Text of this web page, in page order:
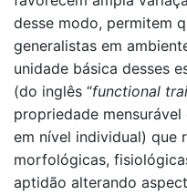
desse modo, permitem
generalistas em
unidade básica desses
(do inglês “functional
propriedade
em nível individual) que
morfológicas,
aptidão alterando